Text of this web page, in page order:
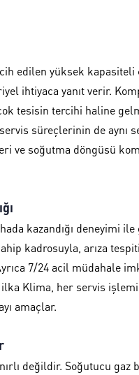
edilen yüksek kapasiteli
ihtiyaca yanıt verir.
tesisin tercihi haline
süreçlerinin de aynı
ve soğutma döngüsü
kazandığı deneyimi
kadrosuyla, arıza
7/24 acil müdahale
Klima, her servis
amaçlar.
değildir. Soğutucu gaz